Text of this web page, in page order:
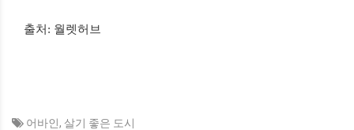
출처: 월렛허브
어바인, 살기 좋은 도시